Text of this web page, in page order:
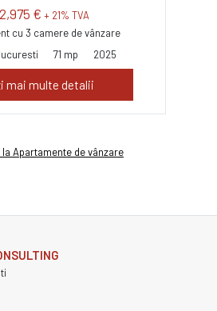
€ + 21% TVA
cu 3 camere de vânzare
71 mp 2025
mai multe detalii
Apartamente de vânzare